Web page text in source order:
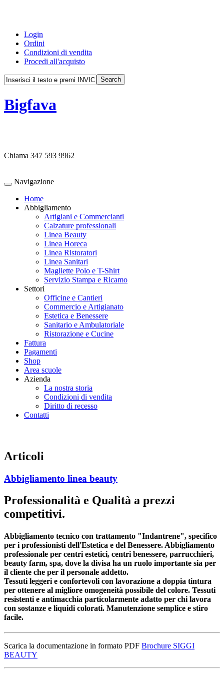
Login
Ordini
Condizioni di vendita
Procedi all'acquisto
Bigfava
Chiama 347 593 9962
Navigazione
Home
Abbigliamento
Artigiani e Commercianti
Calzature professionali
Linea Beauty
Linea Horeca
Linea Ristoratori
Linea Sanitari
Magliette Polo e T-Shirt
Servizio Stampa e Ricamo
Settori
Officine e Cantieri
Commercio e Artigianato
Estetica e Benessere
Sanitario e Ambulatoriale
Ristorazione e Cucine
Fattura
Pagamenti
Shop
Area scuole
Azienda
La nostra storia
Condizioni di vendita
Diritto di recesso
Contatti
Articoli
Abbigliamento linea beauty
Professionalità e Qualità a prezzi
competitivi.
Abbigliamento tecnico con trattamento "Indantrene", specifico
per i professionisti dell'Estetica e del Benessere. Abbigliamento
professionale per centri estetici, centri benessere, parrucchieri,
beauty farm, spa, dove la divisa ha un ruolo importante sia per
il cliente che per il personale addetto.
Tessuti leggeri e confortevoli con lavorazione a doppia tintura
per ottenere al migliore omogeneità possibile del colore. Tessuti
resistenti e antimacchia particolarmente adatto per chi lavora
con sostanze e liquidi colorati. Manutenzione semplice e stiro
facile.
Scarica la documentazione in formato PDF Brochure SIGGI
BEAUTY